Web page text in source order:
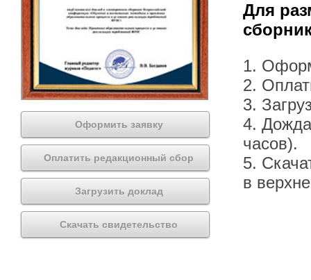
Оформить заявку
Оплатить редакционный сбор
Загрузить доклад
Скачать свидетельство
Для
1.
2.
3.
4.
часов).
5.
в